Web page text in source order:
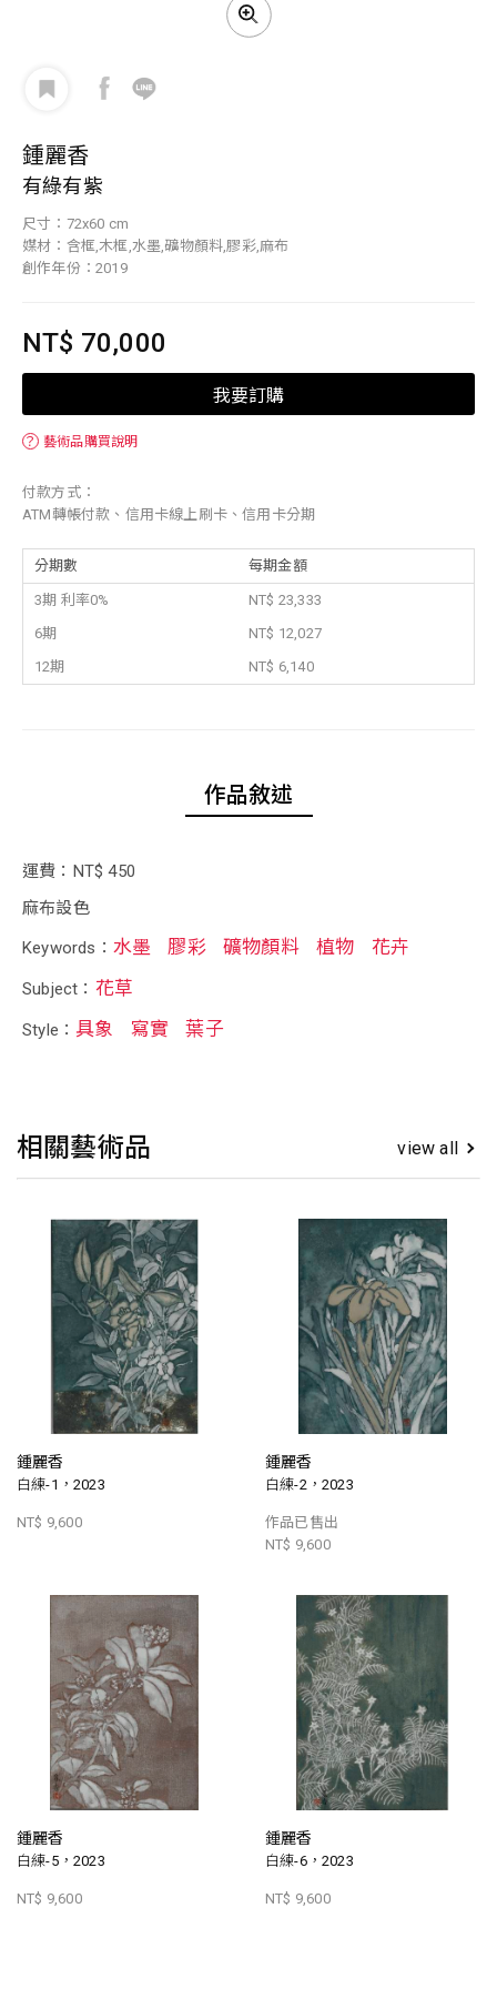
鍾麗香
有綠有紫
尺寸：72x60 cm
媒材：含框,木框,水墨,礦物顏料,膠彩,麻布
創作年份：2019
NT$ 70,000
我要訂購
？ 藝術品購買說明
付款方式：
ATM轉帳付款、信用卡線上刷卡、信用卡分期
分期數 每期金額
3期 利率0%
NT$ 23,333
6期
NT$ 12,027
12期
NT$ 6,140
作品敘述
運費：NT$ 450
麻布設色
Keywords： 水墨 膠彩 礦物顏料 植物 花卉
Subject： 花草
Style： 具象 寫實 葉子
相關藝術品 view all
鍾麗香
白練-1，2023
NT$ 9,600
鍾麗香
白練-2，2023
作品已售出
NT$ 9,600
鍾麗香
白練-5，2023
NT$ 9,600
鍾麗香
白練-6，2023
NT$ 9,600